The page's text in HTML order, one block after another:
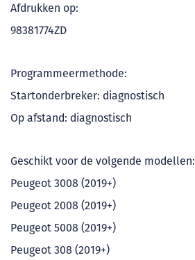
Afdrukken op:
98381774ZD
Programmeermethode:
Startonderbreker: diagnostisch
Op afstand: diagnostisch
Geschikt voor de volgende modellen:
Peugeot 3008 (2019+)
Peugeot 2008 (2019+)
Peugeot 5008 (2019+)
Peugeot 308 (2019+)